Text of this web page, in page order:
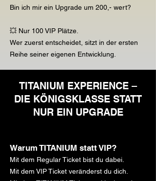
Bin ich mir ein Upgrade um 200,- wert?
💥 Nur 100 VIP Plätze.
Wer zuerst entscheidet, sitzt in der ersten
Reihe seiner eigenen Entwicklung.
TITANIUM EXPERIENCE –
DIE KÖNIGSKLASSE STATT
NUR EIN UPGRADE
Warum TITANIUM statt VIP?
Mit dem Regular Ticket bist du dabei.
Mit dem VIP Ticket veränderst du dich.